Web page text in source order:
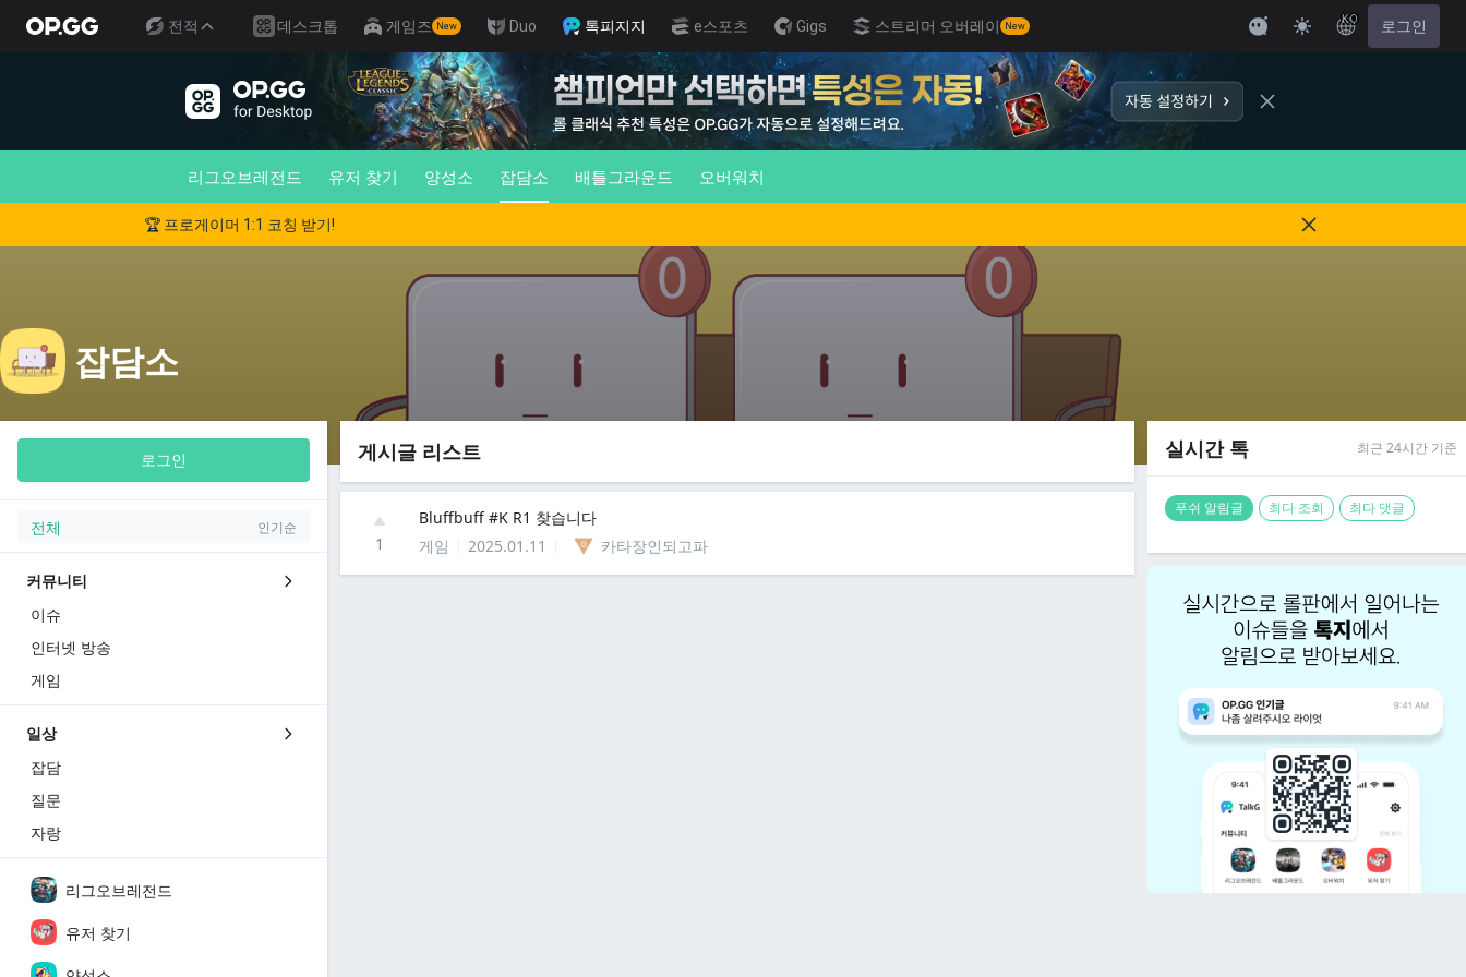
전적 데스크톱 게임즈 New Duo 톡피지지 e스포츠 Gigs 스트리머 오버레이 New
KO 로그인
리그오브레전드 유저 찾기 양성소 잡담소 배틀그라운드 오버워치
🏆 프로게이머 1:1 코칭 받기!
잡담소
로그인
전체 인기순
커뮤니티
이슈
인터넷 방송
게임
일상
잡담
질문
자랑
리그오브레전드
유저 찾기
게시글 리스트
1
Bluffbuff #K R1 찾습니다
게임
2025.01.11 카타장인되고파
실시간 톡 최근 24시간 기준
푸쉬 알림글 최다 조회 최다 댓글